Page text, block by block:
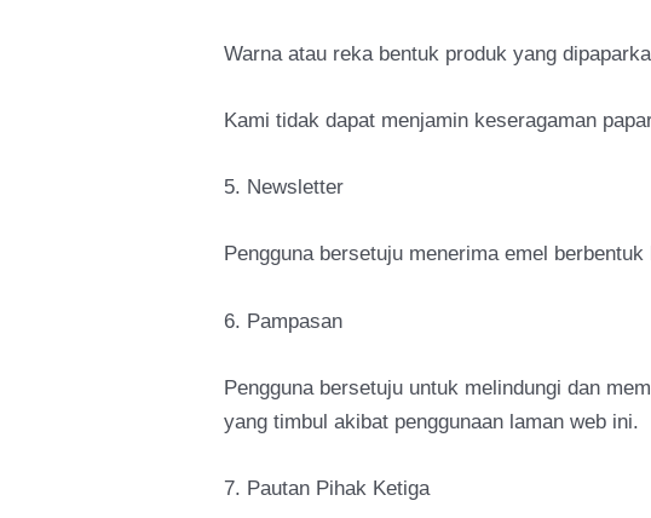
Warna atau reka bentuk produk yang
Kami tidak dapat menjamin keseragaman
5. Newsletter
Pengguna bersetuju menerima emel
6. Pampasan
Pengguna bersetuju untuk melindungi dan
yang timbul akibat penggunaan laman web ini.
7. Pautan Pihak Ketiga